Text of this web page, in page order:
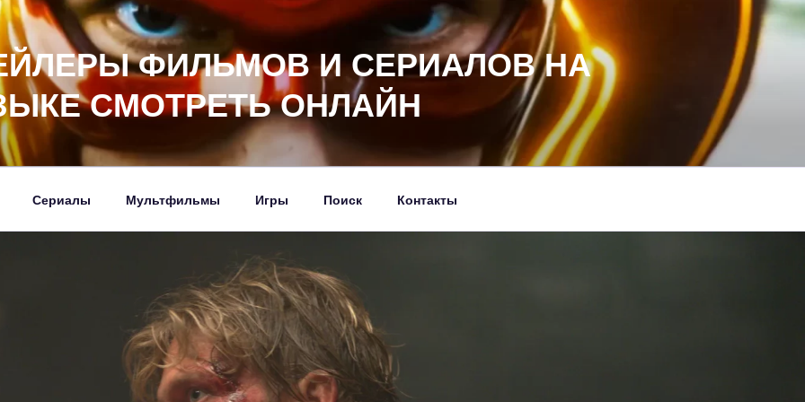
ФИЛЬМОВ И СЕРИАЛОВ НА
СМОТРЕТЬ ОНЛАЙН
Сериалы Мультфильмы Игры Поиск Контакты